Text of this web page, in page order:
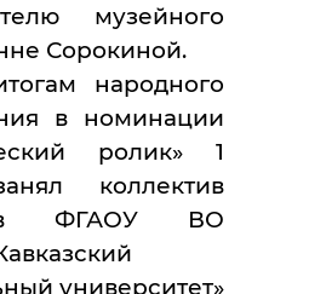
музейного
Сорокиной.
народного
в номинации
ролик» 1
коллектив
ФГАОУ ВО
университет»